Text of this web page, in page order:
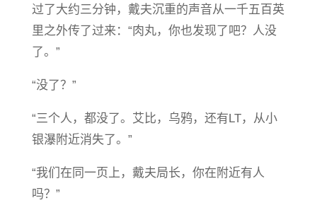
过了大约三分钟，戴夫沉重的声音从一千五百英
里之外传了过来：“肉丸，你也发现了吧？人没
了。”
“没了？”
“三个人，都没了。艾比，乌鸦，还有LT，从小
银瀑附近消失了。”
“我们在同一页上，戴夫局长，你在附近有人
吗？”